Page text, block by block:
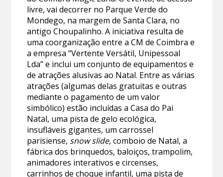
livre, vai decorrer no Parque Verde do
Mondego, na margem de Santa Clara, no
antigo Choupalinho. A iniciativa resulta de
uma coorganização entre a CM de Coimbra e
a empresa “Vertente Versátil, Unipessoal
Lda” e inclui um conjunto de equipamentos e
de atrações alusivas ao Natal. Entre as várias
atrações (algumas delas gratuitas e outras
mediante o pagamento de um valor
simbólico) estão incluídas a Casa do Pai
Natal, uma pista de gelo ecológica,
insufláveis gigantes, um carrossel
parisiense, snow slide, comboio de Natal, a
fábrica dos brinquedos, baloiços, trampolim,
animadores interativos e circenses,
carrinhos de choque infantil, uma pista de